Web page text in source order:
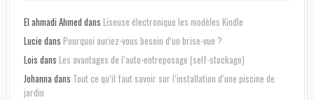
El ahmadi Ahmed dans Liseuse électronique les modèles Kindle
Lucie dans Pourquoi auriez-vous besoin d’un brise-vue ?
Lois dans Les avantages de l’auto-entreposage (self-stockage)
Johanna dans Tout ce qu’il faut savoir sur l’installation d’une piscine de
jardin